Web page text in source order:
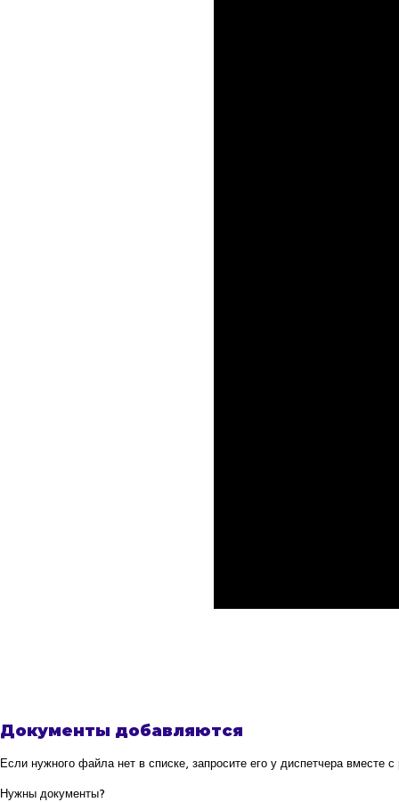
Документы добавляются
Если нужного файла нет в списке, запросите его у диспетчера вместе
Нужны документы?